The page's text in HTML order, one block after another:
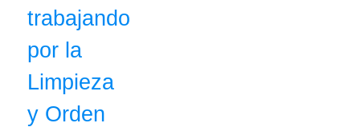
trabajando
por la
Limpieza
y Orden